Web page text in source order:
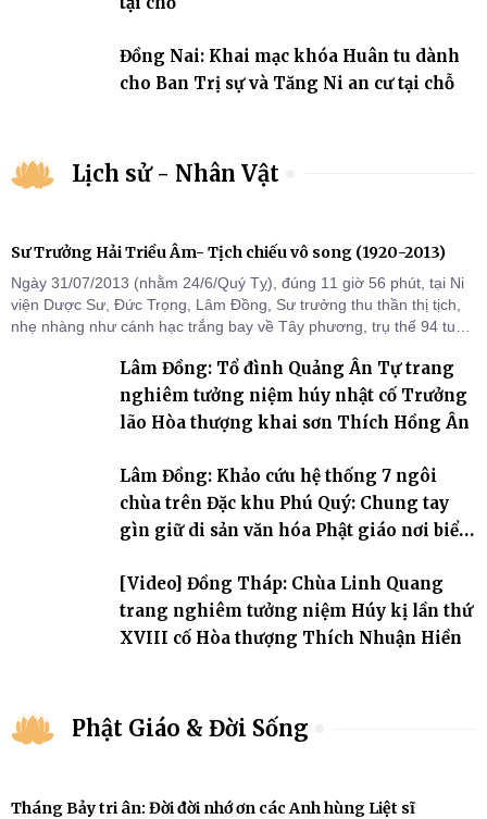
Đồng Nai: Khai mạc khóa Huân tu dành
cho Ban Trị sự và Tăng Ni an cư tại chỗ
Lịch sử - Nhân Vật
Sư Trưởng Hải Triều Âm- Tịch chiếu vô song (1920-2013)
Ngày 31/07/2013 (nhằm 24/6/Quý Tỵ), đúng 11 giờ 56 phút, tại Ni
viện Dược Sư, Đức Trọng, Lâm Đồng, Sư trưởng thu thần thị tịch,
nhẹ nhàng như cánh hạc trắng bay về Tây phương, trụ thế 94 tuổi
Lâm Đồng: Tổ đình Quảng Ân Tự trang
nghiêm tưởng niệm húy nhật cố Trưởng
lão Hòa thượng khai sơn Thích Hồng Ân
Lâm Đồng: Khảo cứu hệ thống 7 ngôi
chùa trên Đặc khu Phú Quý: Chung tay
gìn giữ di sản văn hóa Phật giáo nơi biển
[Video] Đồng Tháp: Chùa Linh Quang
trang nghiêm tưởng niệm Húy kị lần thứ
XVIII cố Hòa thượng Thích Nhuận Hiền
Phật Giáo & Đời Sống
Tháng Bảy tri ân: Đời đời nhớ ơn các Anh hùng Liệt sĩ